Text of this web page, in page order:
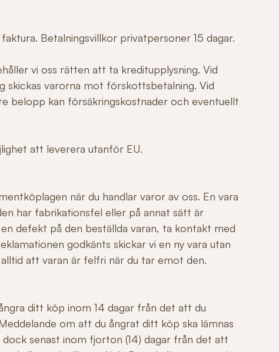
Betalningsvillkor privatpersoner 15 dagar.
vi oss rätten att ta kreditupplysning. Vid
skickas varorna mot förskottsbetalning. Vid
belopp kan försäkringskostnader och eventuellt
att leverera utanför EU.
när du handlar varor av oss. En vara
har fabrikationsfel eller på annat sätt är
defekt på den beställda varan, ta kontakt med
godkänts skickar vi en ny vara utan
att varan är felfri när du tar emot den.
ditt köp inom 14 dagar från det att du
om att du ångrat ditt köp ska lämnas
senast inom fjorton (14) dagar från det att